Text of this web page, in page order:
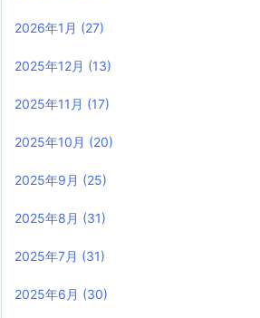
2026年1月 (27)
2025年12月 (13)
2025年11月 (17)
2025年10月 (20)
2025年9月 (25)
2025年8月 (31)
2025年7月 (31)
2025年6月 (30)